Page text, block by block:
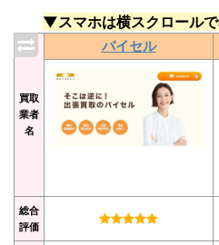
▼スマホは横スクロール
買取
業者
名
バイセル
総合
評価